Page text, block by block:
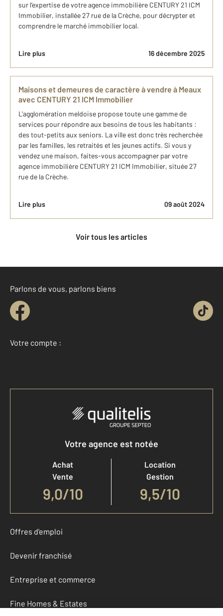
sur l’expertise de votre agence immobilière CENTURY 21 ICM
Immobilier, installée 27 rue de la Crèche, pour décrypter et
comprendre le marché immobilier local.
Lire plus 16 décembre 2025
Maisons et demeures de caractère à vendre à Meaux
avec CENTURY 21 ICM Immobilier
L'agglomération meldoise propose toute une gamme de
services pour répondre aux besoins de tous les habitants :
des tout-petits aux seniors. La ville est donc très recherchée
par les familles, les retraités et les jeunes actifs. Si vous y
vendez une maison, faites-vous accompagner par votre
agence immobilière CENTURY 21 ICM Immobilier, située 27
rue de la Crèche.
Lire plus 09 août 2024
Voir tous les articles
Parlons de vous, parlons biens
Votre compte :
Accéder à mon compte
Votre agence est notée
Achat
Vente
9,0/10
Location
Gestion
9,5/10
Offres d'emploi
Devenir franchisé
Entreprise et commerce
Fine Homes & Estates